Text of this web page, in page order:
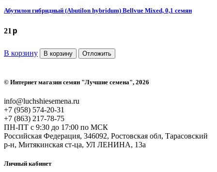
Абутилон гибридный (Abutilon hybridum) Bellvue Mixed, 0,1 семян
21 p
В корзину В корзину Отложить
© Интернет магазин семян "Лучшие семена", 2026
info@luchshiesemena.ru
+7 (958) 574-20-31
+7 (863) 217-78-75
ПН-ПТ с 9:30 до 17:00 по МСК
Российская Федерация, 346092, Ростовская обл, Тарасовский
р-н, Митякинская ст-ца, УЛ ЛЕНИНА, 13а
Личный кабинет